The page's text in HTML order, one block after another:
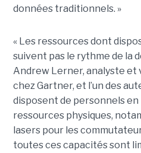
données traditionnels. »
« Les ressources dont
suivent pas le rythme de la
Andrew Lerner, analyste
chez Gartner, et l’un des
disposent de personnels
ressources physiques,
lasers pour les
toutes ces capacités sont